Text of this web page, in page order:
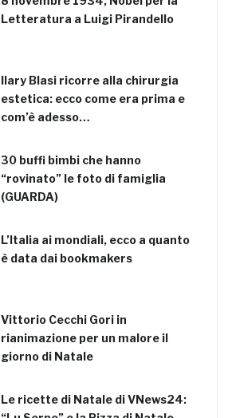
Letteratura a Luigi Pirandello
Ilary Blasi ricorre alla chirurgia
estetica: ecco come era prima e
com’è adesso…
30 buffi bimbi che hanno
“rovinato” le foto di famiglia
(GUARDA)
L’Italia ai mondiali, ecco a quanto
è data dai bookmakers
Vittorio Cecchi Gori in
rianimazione per un malore il
giorno di Natale
Le ricette di Natale di VNews24: